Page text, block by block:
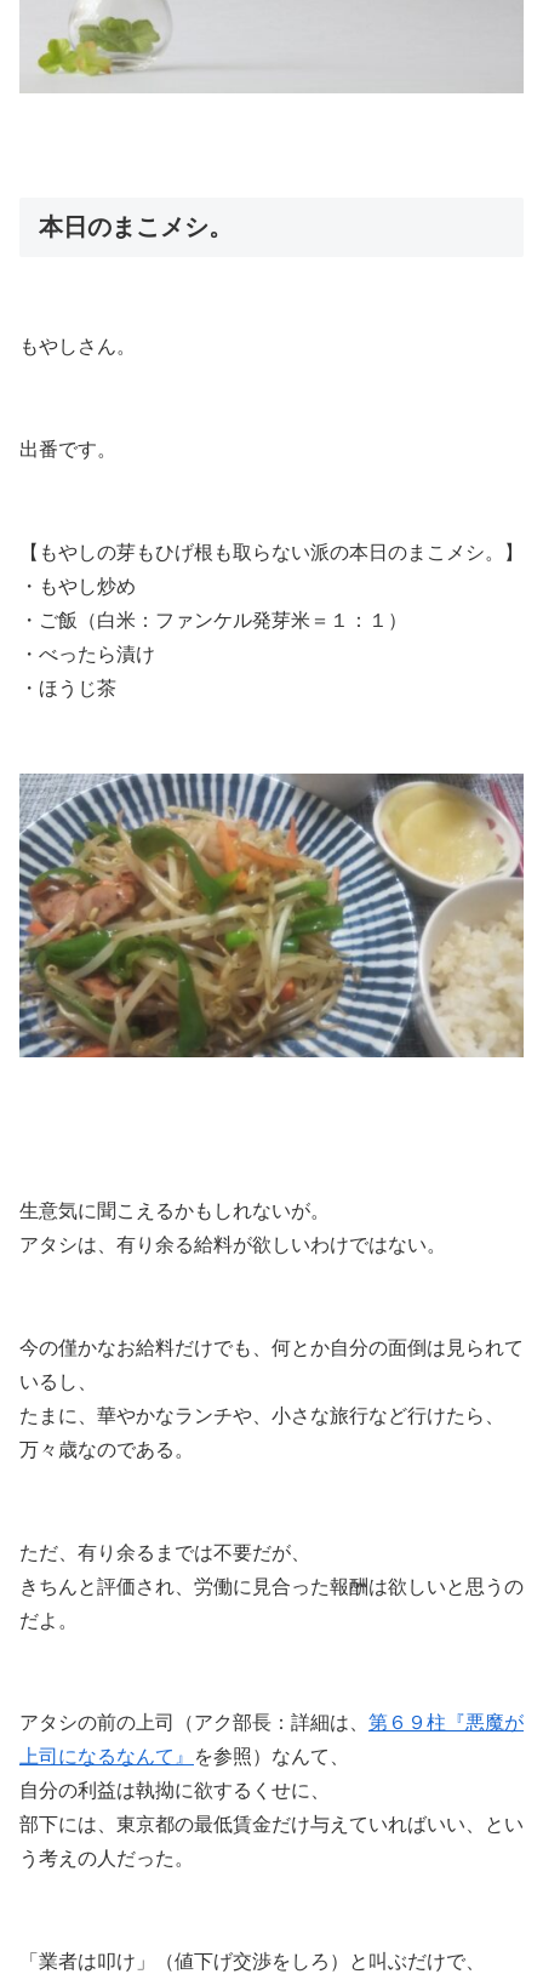
本日のまこメシ。
もやしさん。
出番です。
【もやしの芽もひげ根も取らない派の本日のまこメシ。】
・もやし炒め
・ご飯（白米：ファンケル発芽米＝１：１）
・べったら漬け
・ほうじ茶
生意気に聞こえるかもしれないが。
アタシは、有り余る給料が欲しいわけではない。
今の僅かなお給料だけでも、何とか自分の面倒は見られて
いるし、
たまに、華やかなランチや、小さな旅行など行けたら、
万々歳なのである。
ただ、有り余るまでは不要だが、
きちんと評価され、労働に見合った報酬は欲しいと思うの
だよ。
アタシの前の上司（アク部長：詳細は、 第６９柱『悪魔が
上司になるなんて』
を参照）なんて、
自分の利益は執拗に欲するくせに、
部下には、東京都の最低賃金だけ与えていればいい、とい
う考えの人だった。
「業者は叩け」（値下げ交渉をしろ）と叫ぶだけで、